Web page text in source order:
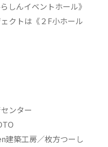
しんイベントホール》
クトは《２F小ホール
ンター
建築工房／枚方つーし